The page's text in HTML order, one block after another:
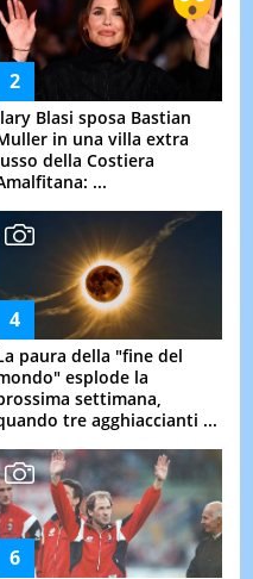
Blasi sposa Bastian
in una villa extra
della Costiera
...
paura della "fine del
esplode la
settimana,
tre agghiaccianti ...